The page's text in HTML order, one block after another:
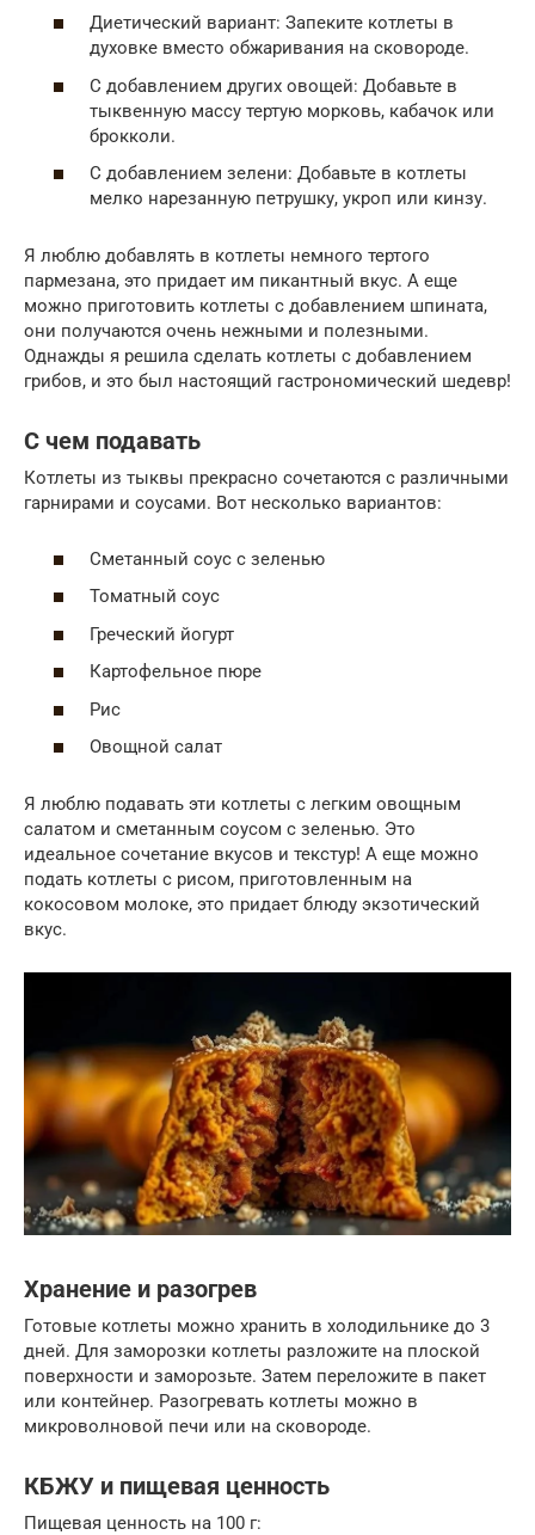
Диетический вариант: Запеките котлеты в
духовке вместо обжаривания на сковороде.
С добавлением других овощей: Добавьте в
тыквенную массу тертую морковь, кабачок или
брокколи.
С добавлением зелени: Добавьте в котлеты
мелко нарезанную петрушку, укроп или кинзу.
Я люблю добавлять в котлеты немного тертого
пармезана, это придает им пикантный вкус. А еще
можно приготовить котлеты с добавлением шпината,
они получаются очень нежными и полезными.
Однажды я решила сделать котлеты с добавлением
грибов, и это был настоящий гастрономический шедевр!
С чем подавать
Котлеты из тыквы прекрасно сочетаются с различными
гарнирами и соусами. Вот несколько вариантов:
Сметанный соус с зеленью
Томатный соус
Греческий йогурт
Картофельное пюре
Рис
Овощной салат
Я люблю подавать эти котлеты с легким овощным
салатом и сметанным соусом с зеленью. Это
идеальное сочетание вкусов и текстур! А еще можно
подать котлеты с рисом, приготовленным на
кокосовом молоке, это придает блюду экзотический
вкус.
Хранение и разогрев
Готовые котлеты можно хранить в холодильнике до 3
дней. Для заморозки котлеты разложите на плоской
поверхности и заморозьте. Затем переложите в пакет
или контейнер. Разогревать котлеты можно в
микроволновой печи или на сковороде.
КБЖУ и пищевая ценность
Пищевая ценность на 100 г: